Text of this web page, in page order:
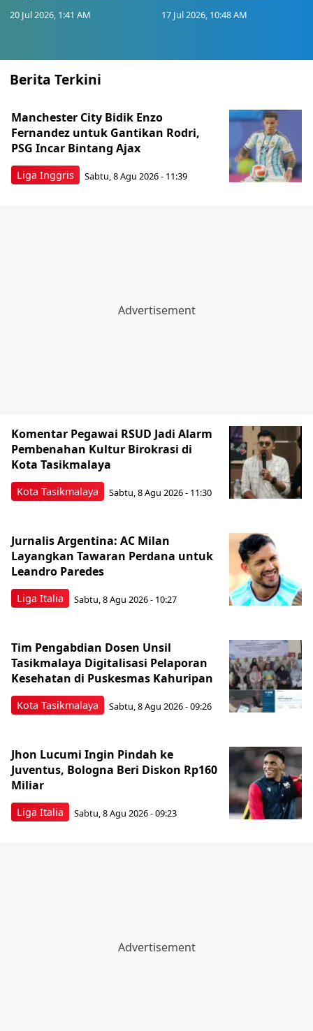
20 Jul 2026, 1:41 AM 17 Jul 2026, 10:48 AM
Berita Terkini
Liga Inggris
Manchester City Bidik Enzo
Fernandez untuk Gantikan Rodri,
PSG Incar Bintang Ajax
Sabtu, 8 Agu 2026 - 11:39
Kota Tasikmalaya
Komentar Pegawai RSUD Jadi Alarm
Pembenahan Kultur Birokrasi di
Kota Tasikmalaya
Sabtu, 8 Agu 2026 - 11:30
Liga Italia
Jurnalis Argentina: AC Milan
Layangkan Tawaran Perdana untuk
Leandro Paredes
Sabtu, 8 Agu 2026 - 10:27
Kota Tasikmalaya
Tim Pengabdian Dosen Unsil
Tasikmalaya Digitalisasi Pelaporan
Kesehatan di Puskesmas Kahuripan
Sabtu, 8 Agu 2026 - 09:26
Liga Italia
Jhon Lucumi Ingin Pindah ke
Juventus, Bologna Beri Diskon Rp160
Miliar
Sabtu, 8 Agu 2026 - 09:23